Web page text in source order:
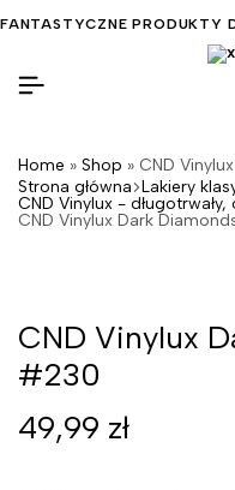
FANTASTYCZNE PRODUKTY
Home » Shop » CND
Strona główna Lakiery
CND Vinylux -
CND Vinylux Dark
CND Vinylux
#230
49,99 zł